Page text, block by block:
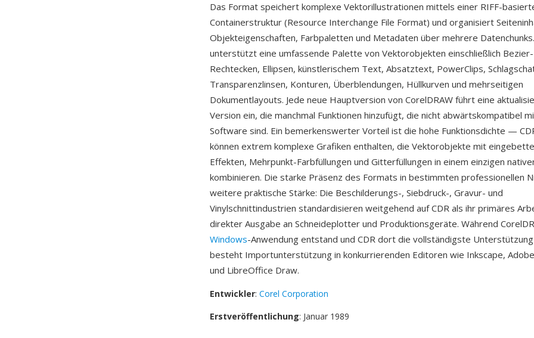
Das Format speichert komplexe Vektorillustrationen mittels einer RIFF-
Containerstruktur (Resource Interchange File Format) und organisiert
Objekteigenschaften, Farbpaletten und Metadaten über mehrere
unterstützt eine umfassende Palette von Vektorobjekten einschließlich
Rechtecken, Ellipsen, künstlerischem Text, Absatztext, PowerClips,
Transparenzlinsen, Konturen, Überblendungen, Hüllkurven und mehrseitigen
Dokumentlayouts. Jede neue Hauptversion von CorelDRAW führt eine
Version ein, die manchmal Funktionen hinzufügt, die nicht abwärtskompatibel
Software sind. Ein bemerkenswerter Vorteil ist die hohe Funktionsdichte —
können extrem komplexe Grafiken enthalten, die Vektorobjekte mit
Effekten, Mehrpunkt-Farbfüllungen und Gitterfüllungen in einem einzigen
kombinieren. Die starke Präsenz des Formats in bestimmten professionellen
weitere praktische Stärke: Die Beschilderungs-, Siebdruck-, Gravur- und
Vinylschnittindustrien standardisieren weitgehend auf CDR als ihr primäres
direkter Ausgabe an Schneideplotter und Produktionsgeräte. Während
Windows-Anwendung entstand und CDR dort die vollständigste
besteht Importunterstützung in konkurrierenden Editoren wie Inkscape,
und LibreOffice Draw.
Entwickler: Corel Corporation
Erstveröffentlichung: Januar 1989